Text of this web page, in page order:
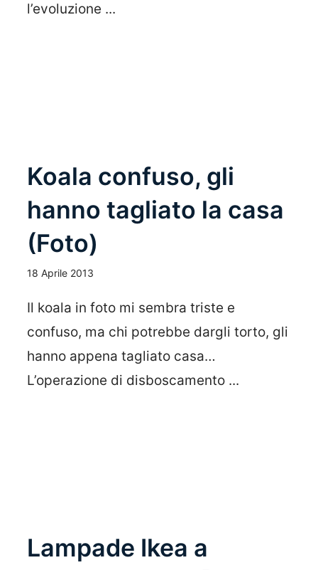
l’evoluzione ...
Koala confuso, gli
hanno tagliato la casa
(Foto)
18 Aprile 2013
Il koala in foto mi sembra triste e
confuso, ma chi potrebbe dargli torto, gli
hanno appena tagliato casa…
L’operazione di disboscamento ...
Lampade Ikea a